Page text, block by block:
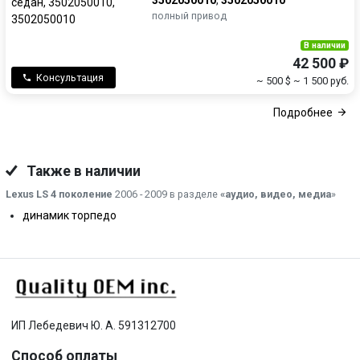
полный привод
Консультация
В наличии
42 500 ₽
~ 500 $ ~ 1 500 руб.
Подробнее
Также в наличии
Lexus LS 4 поколение 2006 - 2009 в разделе «аудио, видео, медиа»
динамик торпедо
ИП Лебедевич Ю. А. 591312700
Способ оплаты